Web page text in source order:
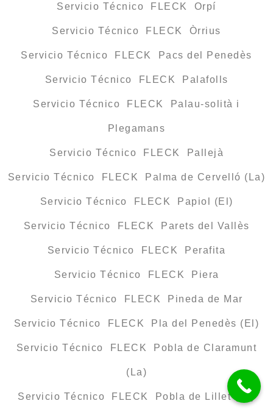
Servicio Técnico FLECK Orpí
Servicio Técnico FLECK Òrrius
Servicio Técnico FLECK Pacs del Penedès
Servicio Técnico FLECK Palafolls
Servicio Técnico FLECK Palau-solità i
Plegamans
Servicio Técnico FLECK Pallejà
Servicio Técnico FLECK Palma de Cervelló (La)
Servicio Técnico FLECK Papiol (El)
Servicio Técnico FLECK Parets del Vallès
Servicio Técnico FLECK Perafita
Servicio Técnico FLECK Piera
Servicio Técnico FLECK Pineda de Mar
Servicio Técnico FLECK Pla del Penedès (El)
Servicio Técnico FLECK Pobla de Claramunt
(La)
Servicio Técnico FLECK Pobla de Lillet (La)